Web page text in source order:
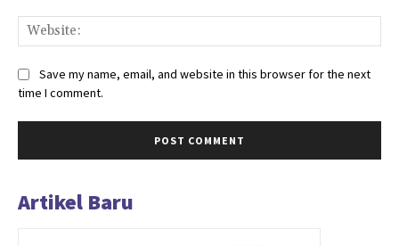
Save my name, email, and website in this browser for the next
time I comment.
Artikel Baru